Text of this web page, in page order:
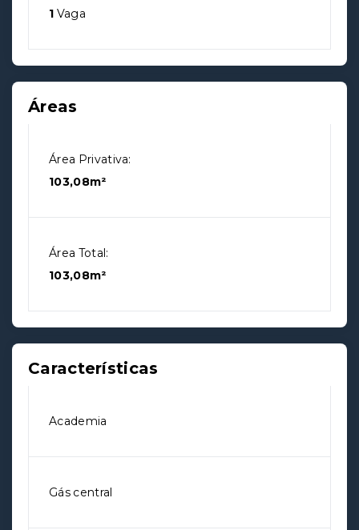
1 Vaga
Áreas
Área Privativa:
103,08m²
Área Total:
103,08m²
Características
Academia
Gás central